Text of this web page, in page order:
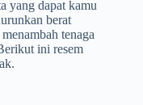
yang dapat kamu
berat
tenaga
ini resem